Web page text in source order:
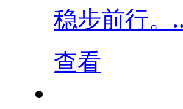
稳步前行。
查看